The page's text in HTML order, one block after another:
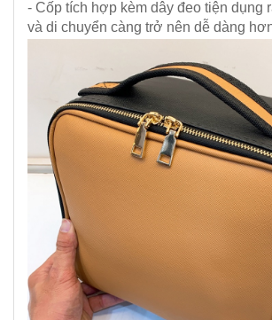
- Cốp tích hợp kèm dây đeo tiện dụng
và di chuyển càng trở nên dễ dàng